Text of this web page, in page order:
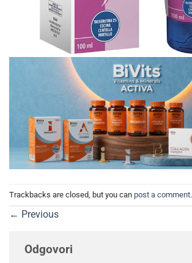
Trackbacks are closed, but you can post a comment.
← Previous
Odgovori